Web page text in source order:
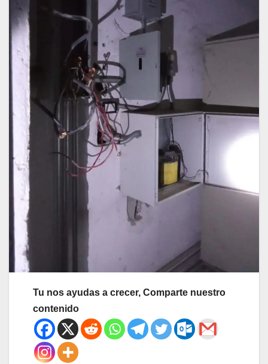
Tu nos ayudas a crecer, Comparte nuestro
contenido